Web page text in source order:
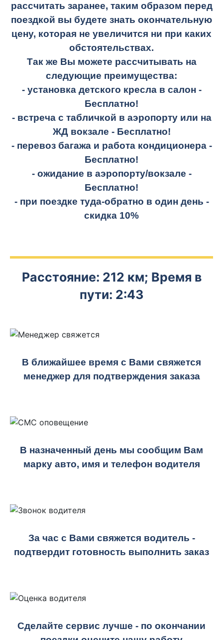
рассчитать заранее, таким образом перед
поездкой вы будете знать окончательную
цену, которая не увеличится ни при каких
обстоятельствах.
Так же Вы можете рассчитывать на
следующие преимущества:
- установка детского кресла в салон -
Бесплатно!
- встреча с табличкой в аэропорту или на
ЖД вокзале - Бесплатно!
- перевоз багажа и работа кондиционера -
Бесплатно!
- ожидание в аэропорту/вокзале -
Бесплатно!
- при поездке туда-обратно в один день -
скидка 10%
Расстояние: 212 км; Время в
пути: 2:43
В ближайшее время с Вами свяжется
менеджер для подтверждения заказа
В назначенный день мы сообщим Вам
марку авто, имя и телефон водителя
За час с Вами свяжется водитель -
подтвердит готовность выполнить заказ
Сделайте сервис лучше - по окончании